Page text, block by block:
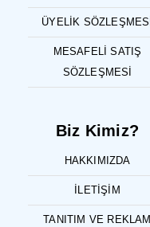
ÜYELIK SÖZLEŞMESI
MESAFELI SATIŞ
SÖZLEŞMESI
Biz Kimiz?
HAKKIMIZDA
İLETIŞIM
TANITIM VE REKLAM